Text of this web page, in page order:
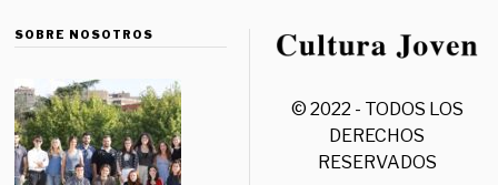
SOBRE NOSOTROS
© 2022 - TODOS LOS
DERECHOS
RESERVADOS